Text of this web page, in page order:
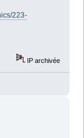
223-
IP archivée